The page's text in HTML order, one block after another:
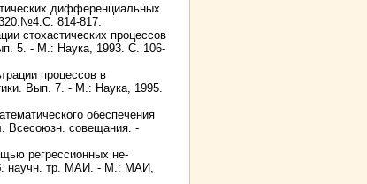
дифференциальных
814-817.
стохастических процессов
5. - М.: Наука, 1993. С. 106-
процессов в
Вып. 7. - М.: Наука, 1995.
обеспечения
Всесоюзн. совещания. -
регрессионных не-
научн. тр. МАИ. - М.: МАИ,